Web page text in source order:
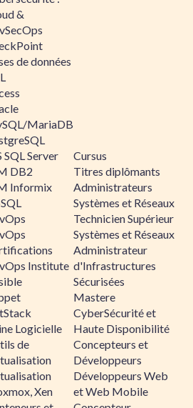
&
de données
MariaDB
SQL Server
DB2
Informix
Institute
Logicielle
de
Xen
Cursus
Titres diplômants
Administrateurs
Systèmes et Réseaux
Technicien Supérieur
Systèmes et Réseaux
Administrateur
d'Infrastructures
Sécurisées
Mastere
CyberSécurité et
Haute Disponibilité
Concepteurs et
Développeurs
Développeurs Web
et Web Mobile